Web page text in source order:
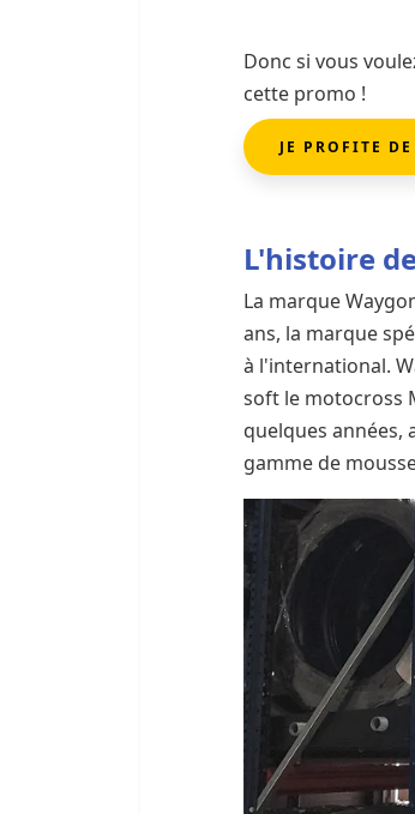
Donc si vous
cette promo !
JE PROFITE
L'histoire
La marque
ans, la marque
à l'international.
soft le motocross
quelques années,
gamme de